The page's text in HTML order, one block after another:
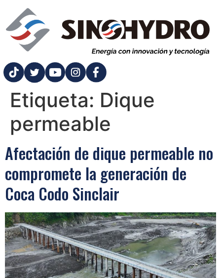
Etiqueta: Dique
permeable
Afectación de dique permeable no
compromete la generación de
Coca Codo Sinclair